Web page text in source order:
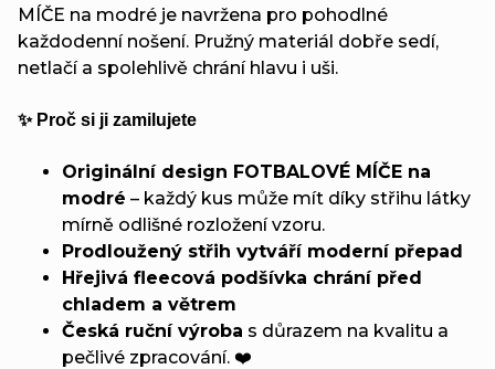
MÍČE na modré je navržena pro pohodlné
každodenní nošení. Pružný materiál dobře sedí,
netlačí a spolehlivě chrání hlavu i uši.
✨ Proč si ji zamilujete
Originální design FOTBALOVÉ MÍČE na
modré – každý kus může mít díky střihu látky
mírně odlišné rozložení vzoru.
Prodloužený střih vytváří moderní přepad
Hřejivá fleecová podšívka chrání před
chladem a větrem
Česká ruční výroba s důrazem na kvalitu a
pečlivé zpracování. ❤️